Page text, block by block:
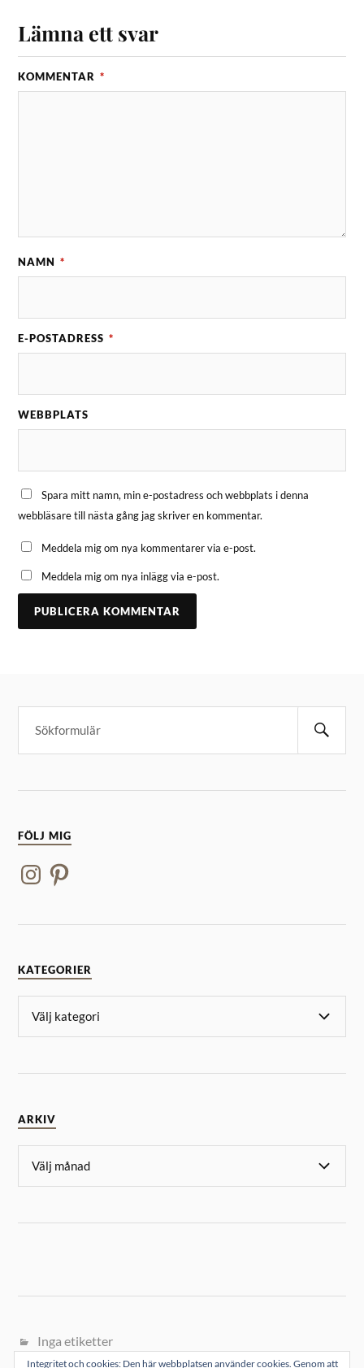
Lämna ett svar
KOMMENTAR *
NAMN *
E-POSTADRESS *
WEBBPLATS
Spara mitt namn, min e-postadress och webbplats i denna
webbläsare till nästa gång jag skriver en kommentar.
Meddela mig om nya kommentarer via e-post.
Meddela mig om nya inlägg via e-post.
FÖLJ MIG
KATEGORIER
ARKIV
Inga etiketter
Integritet och cookies: Den här webbplatsen använder cookies. Genom att